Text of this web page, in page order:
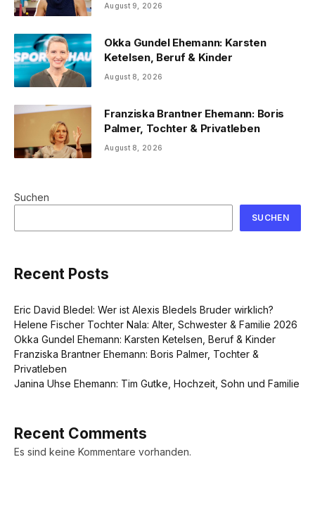
August 9, 2026
Okka Gundel Ehemann: Karsten
Ketelsen, Beruf & Kinder
August 8, 2026
Franziska Brantner Ehemann: Boris
Palmer, Tochter & Privatleben
August 8, 2026
Suchen
SUCHEN
Recent Posts
Eric David Bledel: Wer ist Alexis Bledels Bruder wirklich?
Helene Fischer Tochter Nala: Alter, Schwester & Familie 2026
Okka Gundel Ehemann: Karsten Ketelsen, Beruf & Kinder
Franziska Brantner Ehemann: Boris Palmer, Tochter &
Privatleben
Janina Uhse Ehemann: Tim Gutke, Hochzeit, Sohn und Familie
Recent Comments
Es sind keine Kommentare vorhanden.